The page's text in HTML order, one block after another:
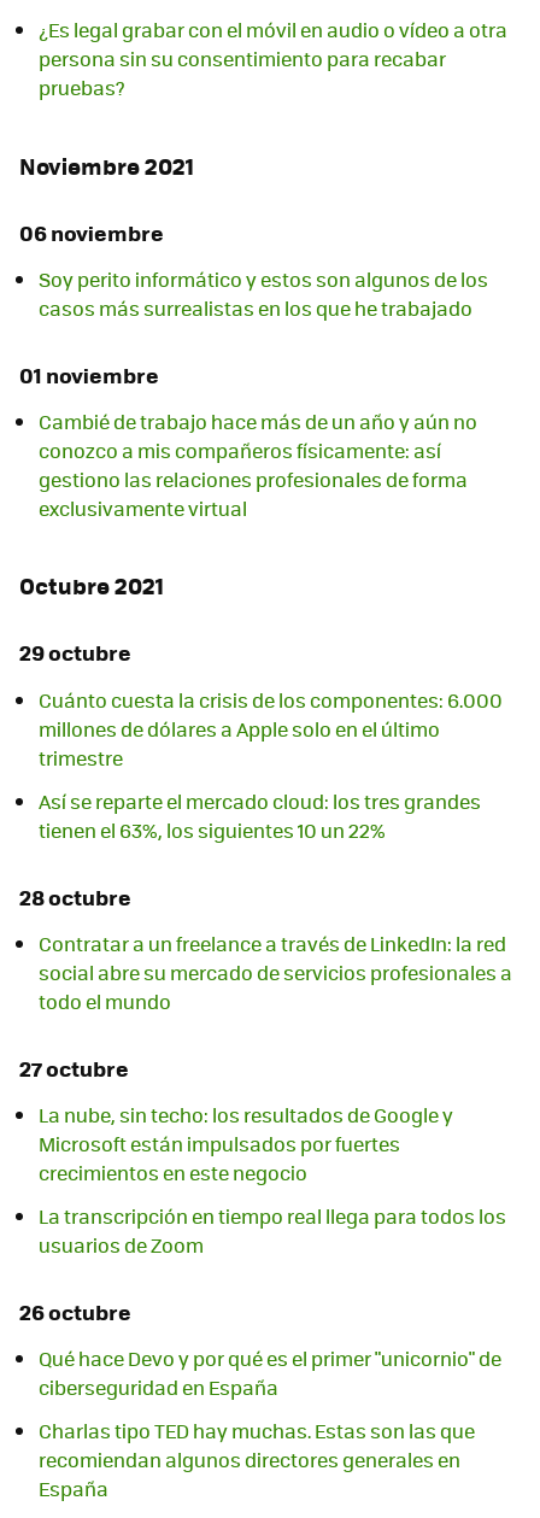
¿Es legal grabar con el móvil en audio o vídeo a otra
persona sin su consentimiento para recabar
pruebas?
Noviembre 2021
06 noviembre
Soy perito informático y estos son algunos de los
casos más surrealistas en los que he trabajado
01 noviembre
Cambié de trabajo hace más de un año y aún no
conozco a mis compañeros físicamente: así
gestiono las relaciones profesionales de forma
exclusivamente virtual
Octubre 2021
29 octubre
Cuánto cuesta la crisis de los componentes: 6.000
millones de dólares a Apple solo en el último
trimestre
Así se reparte el mercado cloud: los tres grandes
tienen el 63%, los siguientes 10 un 22%
28 octubre
Contratar a un freelance a través de LinkedIn: la red
social abre su mercado de servicios profesionales a
todo el mundo
27 octubre
La nube, sin techo: los resultados de Google y
Microsoft están impulsados por fuertes
crecimientos en este negocio
La transcripción en tiempo real llega para todos los
usuarios de Zoom
26 octubre
Qué hace Devo y por qué es el primer "unicornio" de
ciberseguridad en España
Charlas tipo TED hay muchas. Estas son las que
recomiendan algunos directores generales en
España